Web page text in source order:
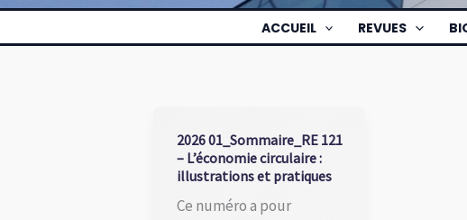
ACCUEIL REVUES
2026 01_Sommaire_RE 121
– L’économie circulaire :
illustrations et pratiques
Ce numéro a pour